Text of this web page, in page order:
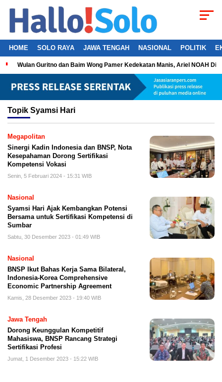
HOME SOLO RAYA JAWA TENGAH NASIONAL POLITIK
Wulan Guritno dan Baim Wong Pamer Kedekatan Manis, Ariel NOAH
Topik Syamsi Hari
Megapolitan
Sinergi Kadin Indonesia dan BNSP, Nota
Kesepahaman Dorong Sertifikasi
Kompetensi Vokasi
Senin, 5 Februari 2024 - 15:31 WIB
Nasional
Syamsi Hari Ajak Kembangkan Potensi
Bersama untuk Sertifikasi Kompetensi di
Sumbar
Sabtu, 30 Desember 2023 - 01:49 WIB
Nasional
BNSP Ikut Bahas Kerja Sama Bilateral,
Indonesia-Korea Comprehensive
Economic Partnership Agreement
Kamis, 28 Desember 2023 - 19:40 WIB
Jawa Tengah
Dorong Keunggulan Kompetitif
Mahasiswa, BNSP Rancang Strategi
Sertifikasi Profesi
Jumat, 1 Desember 2023 - 15:22 WIB